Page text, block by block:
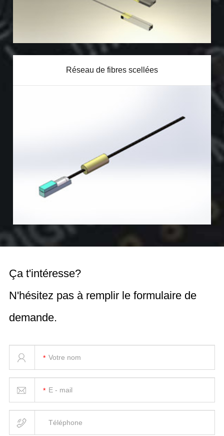
Réseau de fibres scellées
Ça t'intéresse?
N'hésitez pas à remplir le formulaire de
demande.